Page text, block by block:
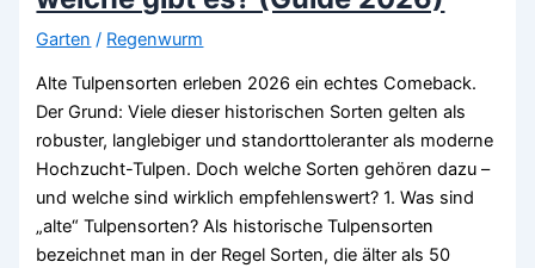
Garten / Regenwurm
Alte Tulpensorten erleben 2026 ein echtes Comeback.
Der Grund: Viele dieser historischen Sorten gelten als
robuster, langlebiger und standorttoleranter als moderne
Hochzucht-Tulpen. Doch welche Sorten gehören dazu –
und welche sind wirklich empfehlenswert? 1. Was sind
„alte“ Tulpensorten? Als historische Tulpensorten
bezeichnet man in der Regel Sorten, die älter als 50